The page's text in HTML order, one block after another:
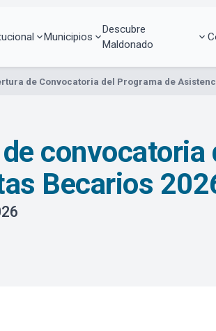
Municipios
Descubre
Maldonado
de Convocatoria del Programa de
Becarios